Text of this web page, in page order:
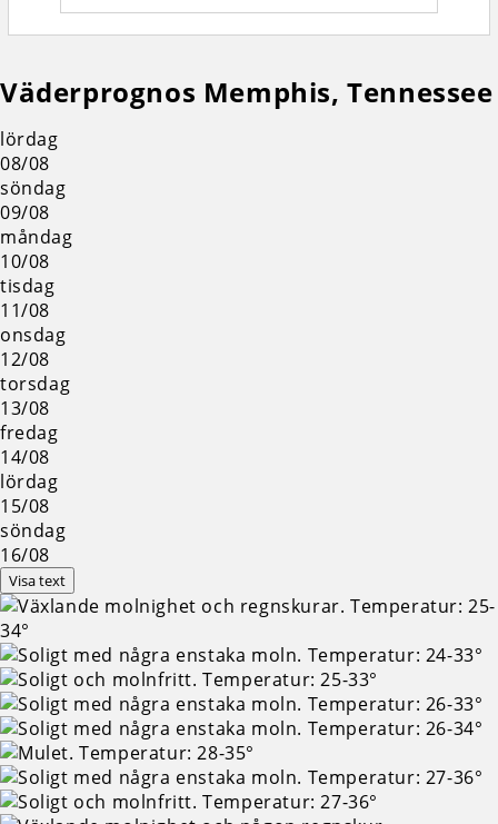
Väderprognos Memphis, Tennessee
lördag
08/08
söndag
09/08
måndag
10/08
tisdag
11/08
onsdag
12/08
torsdag
13/08
fredag
14/08
lördag
15/08
söndag
16/08
Visa text